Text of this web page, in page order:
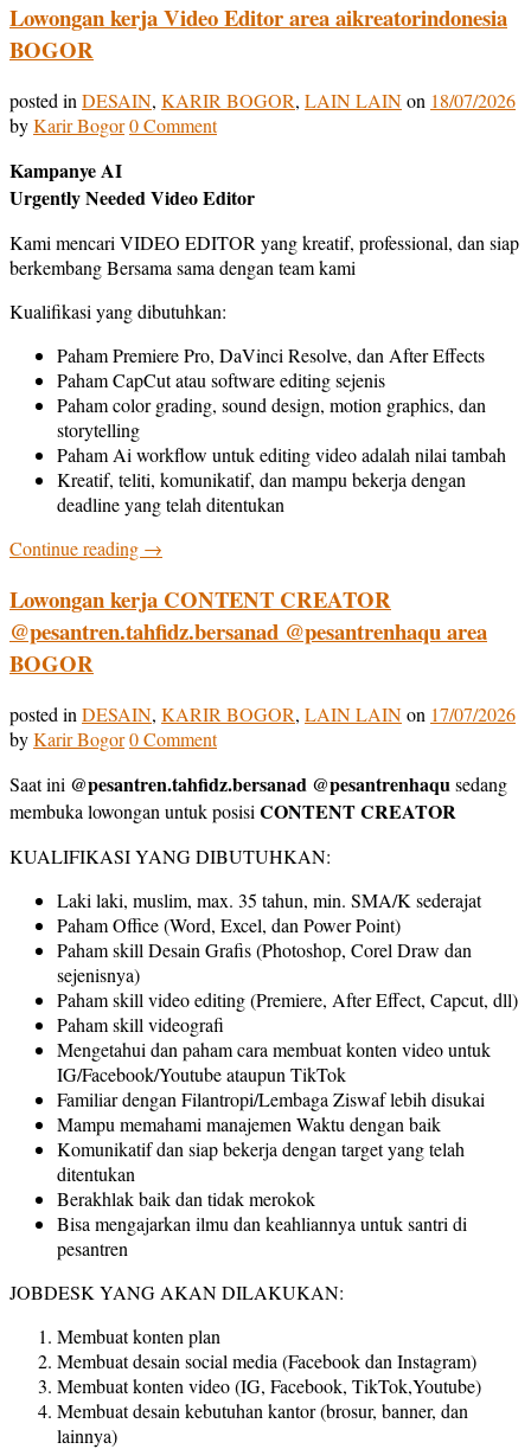
Lowongan kerja Video Editor area aikreatorindonesia
BOGOR
posted in DESAIN, KARIR BOGOR, LAIN LAINon 18/07/2026
byKarir Bogor0 Comment
Kampanye AI
Urgently Needed Video Editor
Kami mencari VIDEO EDITOR yang kreatif, professional, dan siap
berkembang Bersama sama dengan team kami
Kualifikasi yang dibutuhkan:
Paham Premiere Pro, DaVinci Resolve, dan After Effects
Paham CapCut atau software editing sejenis
Paham color grading, sound design, motion graphics, dan
storytelling
Paham Ai workflow untuk editing video adalah nilai tambah
Kreatif, teliti, komunikatif, dan mampu bekerja dengan
deadline yang telah ditentukan
Continue reading →
Lowongan kerja CONTENT CREATOR
@pesantren.tahfidz.bersanad @pesantrenhaqu area
BOGOR
posted in DESAIN, KARIR BOGOR, LAIN LAINon 17/07/2026
byKarir Bogor0 Comment
Saat ini @pesantren.tahfidz.bersanad @pesantrenhaqu sedang
membuka lowongan untuk posisi CONTENT CREATOR
KUALIFIKASI YANG DIBUTUHKAN:
Laki laki, muslim, max. 35 tahun, min. SMA/K sederajat
Paham Office (Word, Excel, dan Power Point)
Paham skill Desain Grafis (Photoshop, Corel Draw dan
sejenisnya)
Paham skill video editing (Premiere, After Effect, Capcut, dll)
Paham skill videografi
Mengetahui dan paham cara membuat konten video untuk
IG/Facebook/Youtube ataupun TikTok
Familiar dengan Filantropi/Lembaga Ziswaf lebih disukai
Mampu memahami manajemen Waktu dengan baik
Komunikatif dan siap bekerja dengan target yang telah
ditentukan
Berakhlak baik dan tidak merokok
Bisa mengajarkan ilmu dan keahliannya untuk santri di
pesantren
JOBDESK YANG AKAN DILAKUKAN:
Membuat konten plan
Membuat desain social media (Facebook dan Instagram)
Membuat konten video (IG, Facebook, TikTok,Youtube)
Membuat desain kebutuhan kantor (brosur, banner, dan
lainnya)